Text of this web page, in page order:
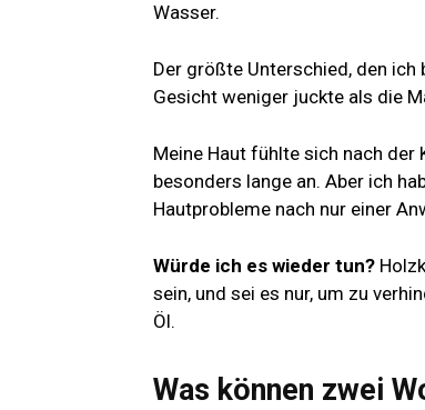
Wasser.
Der größte Unterschied, den
Gesicht weniger juckte als die
Meine Haut fühlte sich nach der
besonders lange an. Aber ich
Hautprobleme nach nur einer
Würde ich es wieder tun?
sein, und sei es nur, um zu
Öl.
Was können zwei